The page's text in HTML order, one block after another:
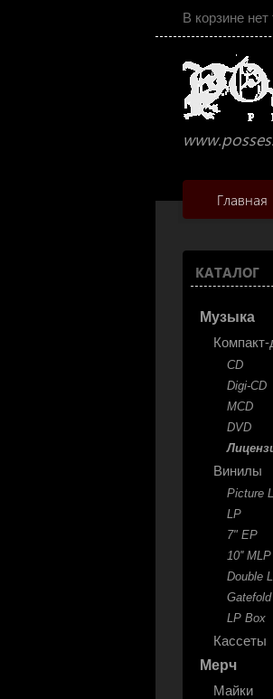
В корзине
Главная
КАТАЛОГ
Музыка
Компакт-
CD
Digi-CD
MCD
DVD
Винилы
Picture
LP
7" EP
10'' MLP
Double
LP Box
Кассеты
Мерч
Майки